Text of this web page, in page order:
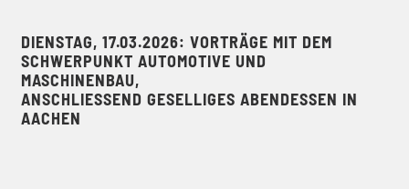
DIENSTAG, 17.03.2026: VORTRÄGE MIT DEM
SCHWERPUNKT AUTOMOTIVE UND
MASCHINENBAU,
ANSCHLIESSEND GESELLIGES ABENDESSEN IN A
ACHEN